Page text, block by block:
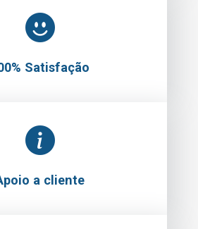
Satisfação
a cliente